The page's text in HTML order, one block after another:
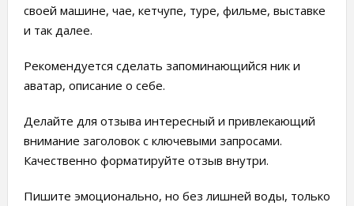
своей машине, чае, кетчупе, туре, фильме, выставке
и так далее.
Рекомендуется сделать запоминающийся ник и
аватар, описание о себе.
Делайте для отзыва интересный и привлекающий
внимание заголовок с ключевыми запросами.
Качественно форматируйте отзыв внутри.
Пишите эмоционально, но без лишней воды, только